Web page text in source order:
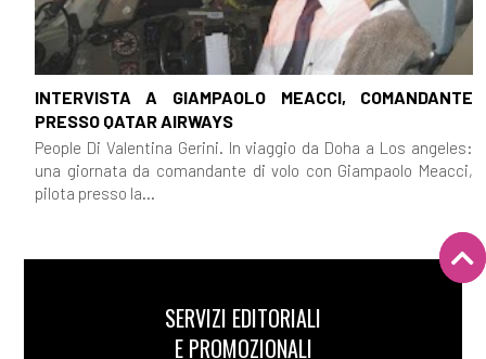
INTERVISTA A GIAMPAOLO MEACCI, COMANDANTE
PRESSO QATAR AIRWAYS
People Di Valentina Gerini. In viaggio da Doha a Los angeles:
una giornata da comandante di volo con Giampaolo Meacci,
pilota presso la...
SERVIZI EDITORIALI
E PROMOZIONALI